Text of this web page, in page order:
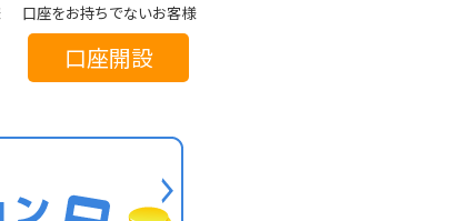
口座をお持ちでないお客様
口座開設